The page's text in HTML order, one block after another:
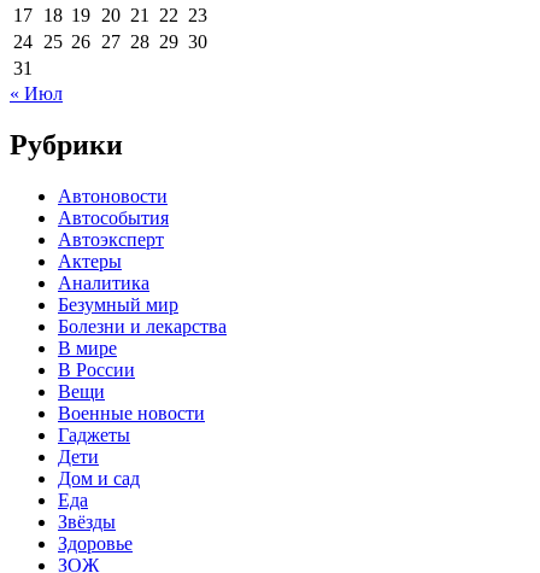
17 18 19 20 21 22 23
24 25 26 27 28 29 30
31
« Июл
Рубрики
Автоновости
Автособытия
Автоэксперт
Актеры
Аналитика
Безумный мир
Болезни и лекарства
В мире
В России
Вещи
Военные новости
Гаджеты
Дети
Дом и сад
Еда
Звёзды
Здоровье
ЗОЖ